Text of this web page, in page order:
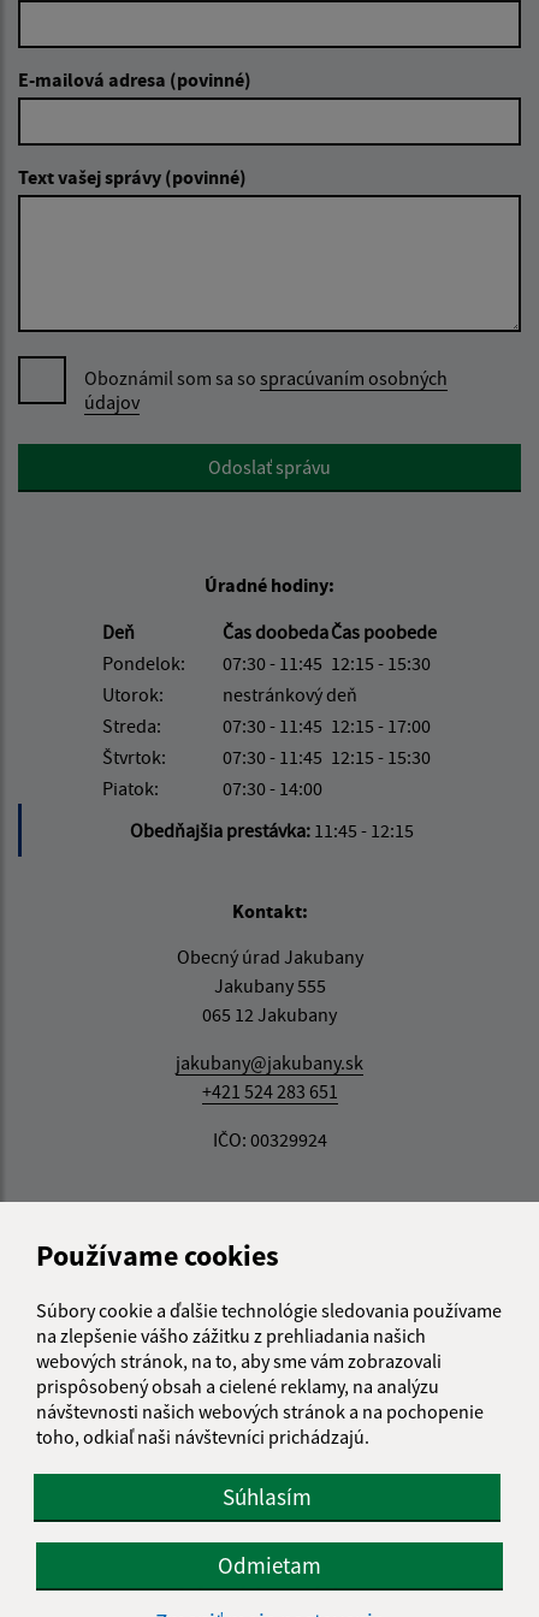
Používame cookies
Súbory cookie a ďalšie technológie sledovania používame
na zlepšenie vášho zážitku z prehliadania našich
webových stránok, na to, aby sme vám zobrazovali
prispôsobený obsah a cielené reklamy, na analýzu
návštevnosti našich webových stránok a na pochopenie
toho, odkiaľ naši návštevníci prichádzajú.
Súhlasím
Odmietam
E-mailová adresa (povinné)
Text vašej správy (povinné)
Oboznámil som sa so spracúvaním osobných
údajov
Google reCaptcha ResponseOdoslať správu
Úradné hodiny:
Deň
Čas doobedaČas poobede
Pondelok:
07:30 - 11:45 12:15 - 15:30
Utorok:
nestránkový deň
Streda:
07:30 - 11:45 12:15 - 17:00
Štvrtok:
07:30 - 11:45 12:15 - 15:30
Piatok:
07:30 - 14:00
Obedňajšia prestávka: 11:45 - 12:15
Kontakt:
Obecný úrad Jakubany
Jakubany 555
065 12 Jakubany
jakubany@jakubany.sk
+421 524 283 651
IČO: 00329924
Informácie o stránke: